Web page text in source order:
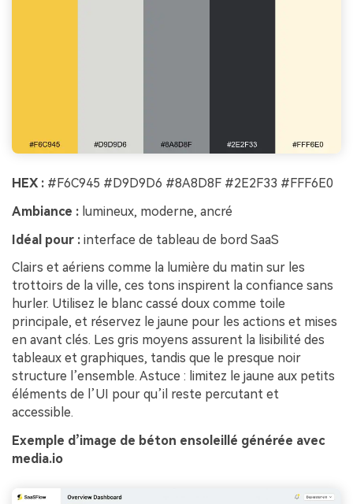
HEX : #F6C945 #D9D9D6 #8A8D8F #2E2F33 #FFF6E0
Ambiance : lumineux, moderne, ancré
Idéal pour : interface de tableau de bord SaaS
Clairs et aériens comme la lumière du matin sur les
trottoirs de la ville, ces tons inspirent la confiance sans
hurler. Utilisez le blanc cassé doux comme toile
principale, et réservez le jaune pour les actions et mises
en avant clés. Les gris moyens assurent la lisibilité des
tableaux et graphiques, tandis que le presque noir
structure l’ensemble. Astuce : limitez le jaune aux petits
éléments de l’UI pour qu’il reste percutant et
accessible.
Exemple d’image de béton ensoleillé générée avec
media.io